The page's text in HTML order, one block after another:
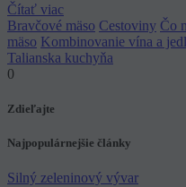
Čítať viac
Bravčové mäso Cestoviny Čo
mäso Kombinovanie vína a
Talianska kuchyňa
0
Zdieľajte
Najpopulárnejšie články
Silný zeleninový vývar